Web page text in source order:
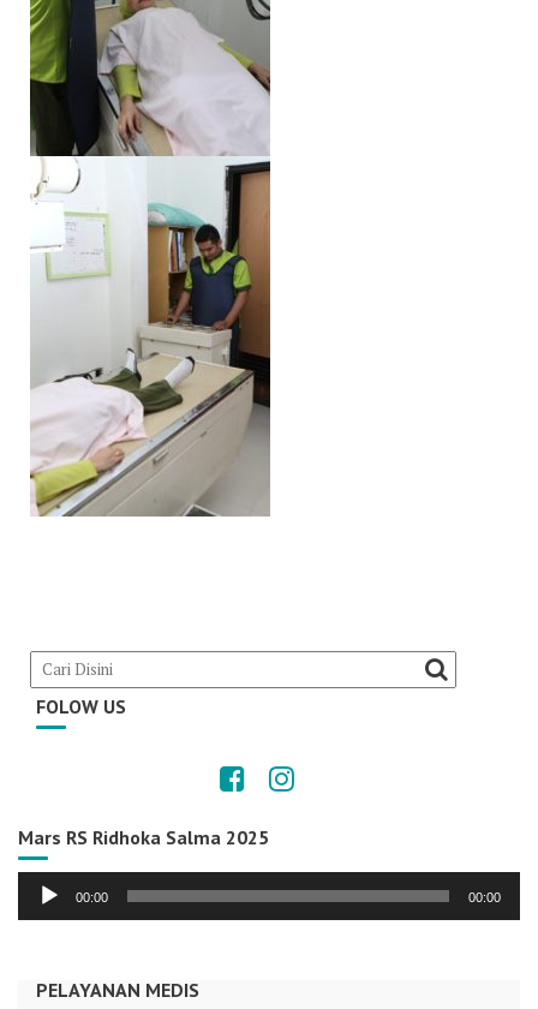
FOLOW US
Mars RS Ridhoka Salma 2025
Audio
00:00 00:00
PELAYANAN MEDIS